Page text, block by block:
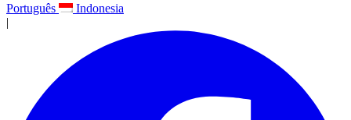
Português
Indonesia
|